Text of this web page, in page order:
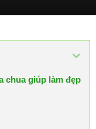
chua giúp làm đẹp